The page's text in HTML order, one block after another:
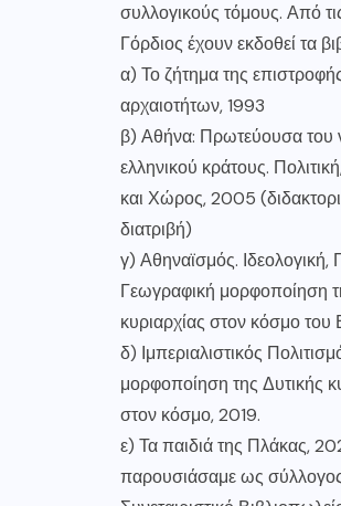
συλλογικούς τόμους. Από
Γόρδιος έχουν εκδοθεί τα
α) Το ζήτημα της
αρχαιοτήτων, 1993
β) Αθήνα: Πρωτεύουσα του
ελληνικού κράτους.
και Χώρος, 2005
διατριβή)
γ) Αθηναϊσμός. Ιδεολογική,
Γεωγραφική μορφοποίηση
κυριαρχίας στον κόσμο του
δ) Ιμπεριαλιστικός
μορφοποίηση της Δυτικής
στον κόσμο, 2019.
ε) Τα παιδιά της Πλάκας,
παρουσιάσαμε ως